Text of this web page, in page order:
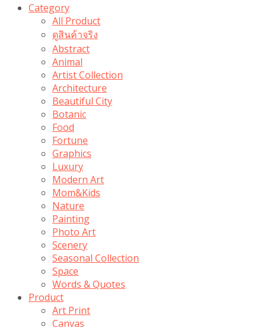
Category
All Product
ดูสินค้าจริง
Abstract
Animal
Artist Collection
Architecture
Beautiful City
Botanic
Food
Fortune
Graphics
Luxury
Modern Art
Mom&Kids
Nature
Painting
Photo Art
Scenery
Seasonal Collection
Space
Words & Quotes
Product
Art Print
Canvas